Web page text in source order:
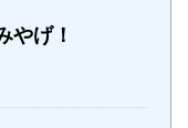
やげ！